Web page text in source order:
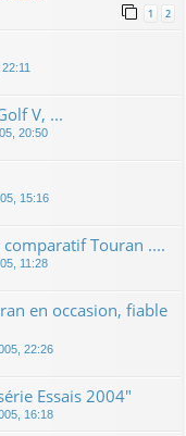
1 2
V, ...
20:50
15:16
Touran ....
11:28
en occasion, fiable
22:26
Essais 2004"
16:18